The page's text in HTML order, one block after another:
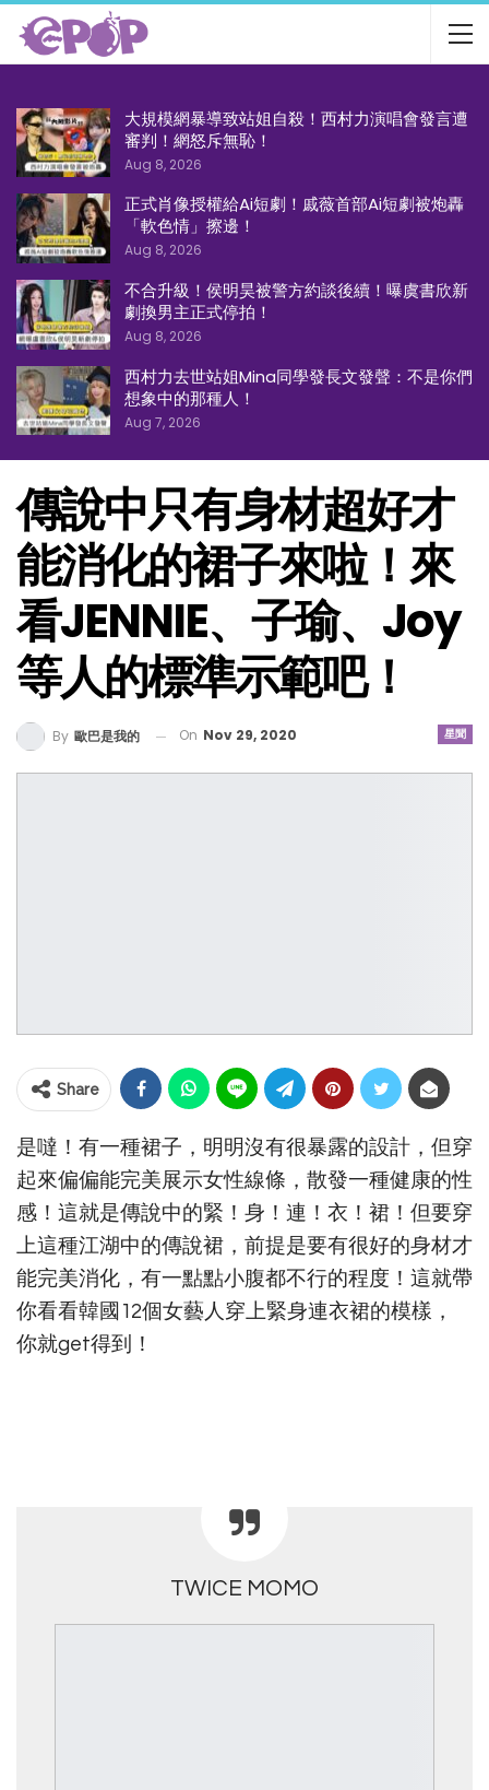
大規模網暴導致站姐自殺！西村力演唱會發言遭
審判！網怒斥無恥！
Aug 8, 2026
正式肖像授權給Ai短劇！戚薇首部Ai短劇被炮轟
「軟色情」擦邊！
Aug 8, 2026
不合升級！侯明昊被警方約談後續！曝虞書欣新
劇換男主正式停拍！
Aug 8, 2026
西村力去世站姐Mina同學發長文發聲：不是你們
想象中的那種人！
Aug 7, 2026
傳說中只有身材超好才
能消化的裙子來啦！來
看JENNIE、子瑜、Joy
等人的標準示範吧！
星聞
By 歐巴是我的 On Nov 29, 2020
Share
是噠！有一種裙子，明明沒有很暴露的設計，但穿
起來偏偏能完美展示女性線條，散發一種健康的性
感！這就是傳說中的緊！身！連！衣！裙！但要穿
上這種江湖中的傳說裙，前提是要有很好的身材才
能完美消化，有一點點小腹都不行的程度！這就帶
你看看韓國12個女藝人穿上緊身連衣裙的模樣，
你就get得到！
TWICE MOMO